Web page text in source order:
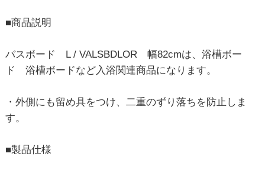
■商品説明
バスボード L / VALSBDLOR 幅82cmは、浴槽ボー
ド 浴槽ボードなど入浴関連商品になります。
・外側にも留め具をつけ、二重のずり落ちを防止しま
す。
■製品仕様